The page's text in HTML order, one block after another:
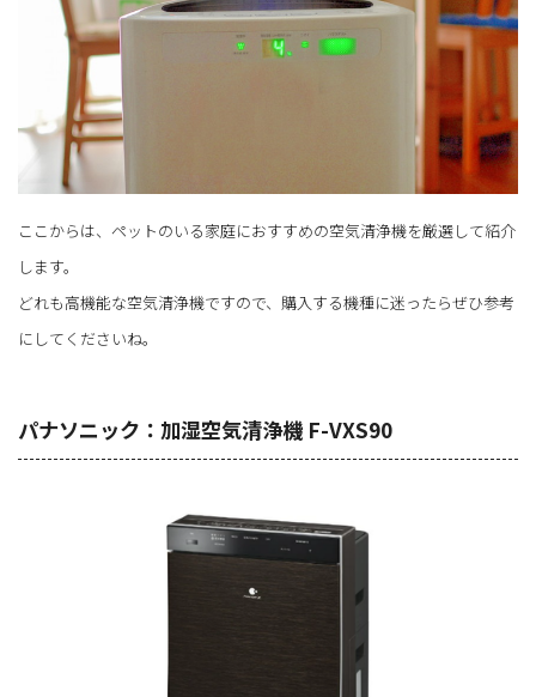
ここからは、ペットのいる家庭におすすめの空気清浄機を厳選して紹介
します。
どれも高機能な空気清浄機ですので、購入する機種に迷ったらぜひ参考
にしてくださいね。
パナソニック：加湿空気清浄機 F-VXS90